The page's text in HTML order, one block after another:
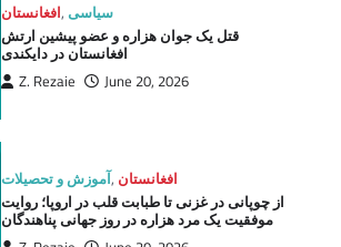
افغانستان,سیاسی
قتل یک جوان هزاره و عضو پیشین ارتش
افغانستان در دایکندی
Z. Rezaie June 20, 2026
آموزش و تحصیلات, افغانستان
از چوپانی در غزنی تا طبابت قلب در اروپا؛ روایت
موفقیت یک مرد هزاره در روز جهانی پناهندگان